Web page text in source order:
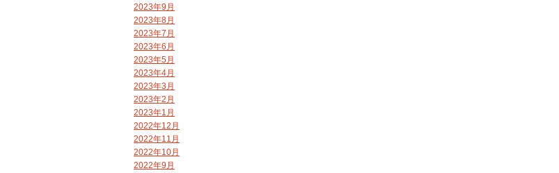
2023年9月
2023年8月
2023年7月
2023年6月
2023年5月
2023年4月
2023年3月
2023年2月
2023年1月
2022年12月
2022年11月
2022年10月
2022年9月